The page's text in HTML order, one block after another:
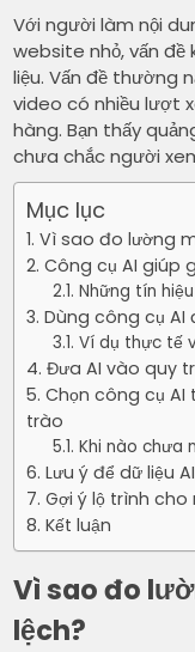
Với người làm nội
website nhỏ, vấn
liệu. Vấn đề thường
video có nhiều lượt
hàng. Bạn thấy
chưa chắc người
Mục lục
Vì sao đo lường
Công cụ AI giúp
Những tín
Dùng công cụ AI
Ví dụ thực tế
Đưa AI vào quy
Chọn công cụ
trào
Khi nào chưa
Lưu ý để dữ liệu
Gợi ý lộ trình
Kết luận
Vì sao đo
lệch?